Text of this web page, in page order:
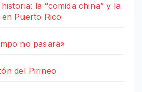
la “comida china” y la
Puerto Rico
no pasara»
del Pirineo